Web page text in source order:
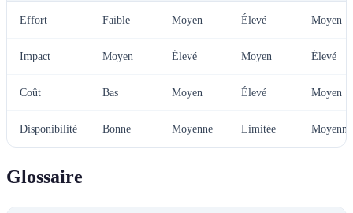
Effort Faible Moyen Élevé Moyen
Impact Moyen Élevé Moyen Élevé
Coût Bas Moyen Élevé Moyen
Disponibilité Bonne Moyenne Limitée Moyenne
Glossaire